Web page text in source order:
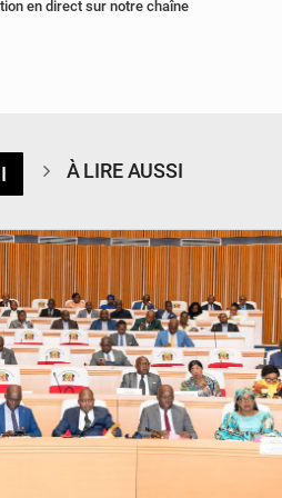
en direct sur notre chaîne
À LIRE AUSSI